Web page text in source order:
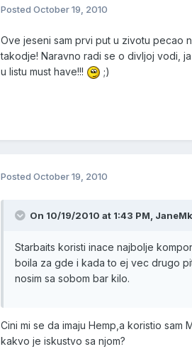
Posted October 19, 2010
Ove jeseni sam prvi put u zivotu pecao
takodje! Naravno radi se o divljoj vodi,
u listu must have!!!
;)
Posted October 19, 2010
On 10/19/2010 at 1:43 PM,
Starbaits koristi inace najbolje
boila za gde i kada to ej vec drugo
nosim sa sobom bar kilo.
Cini mi se da imaju Hemp,a koristio
kakvo je iskustvo sa njom?